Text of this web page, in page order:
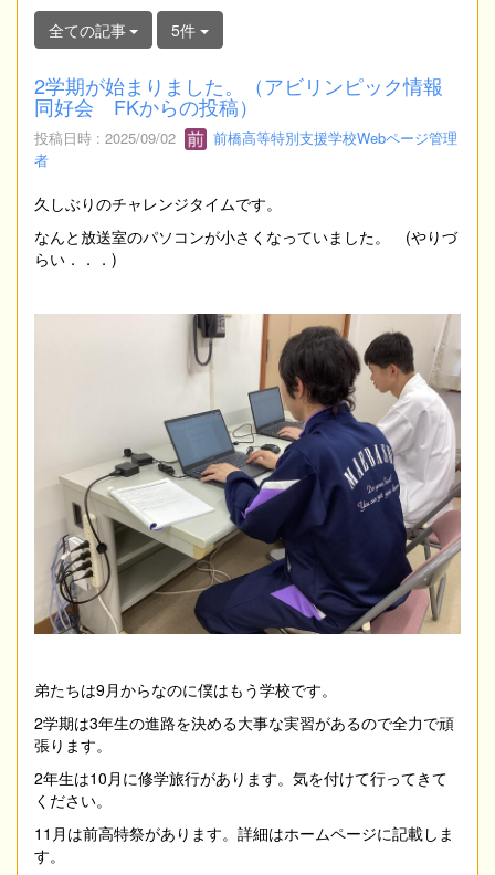
全ての記事 5件
2学期が始まりました。（アビリンピック情報
同好会 FKからの投稿）
投稿日時 : 2025/09/02
前橋高等特別支援学校Webページ管理
者
久しぶりのチャレンジタイムです。
なんと放送室のパソコンが小さくなっていました。 (やりづ
らい．．．)
弟たちは9月からなのに僕はもう学校です。
2学期は3年生の進路を決める大事な実習があるので全力で頑
張ります。
2年生は10月に修学旅行があります。気を付けて行ってきて
ください。
11月は前高特祭があります。詳細はホームページに記載しま
す。